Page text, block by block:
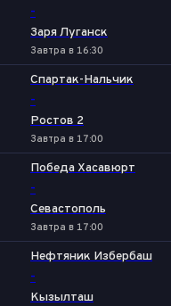
-
Заря Луганск
Завтра в 16:30
Спартак-Нальчик
-
Ростов 2
Завтра в 17:00
Победа Хасавюрт
-
Севастополь
Завтра в 17:00
Нефтяник Избербаш
-
Кызылташ